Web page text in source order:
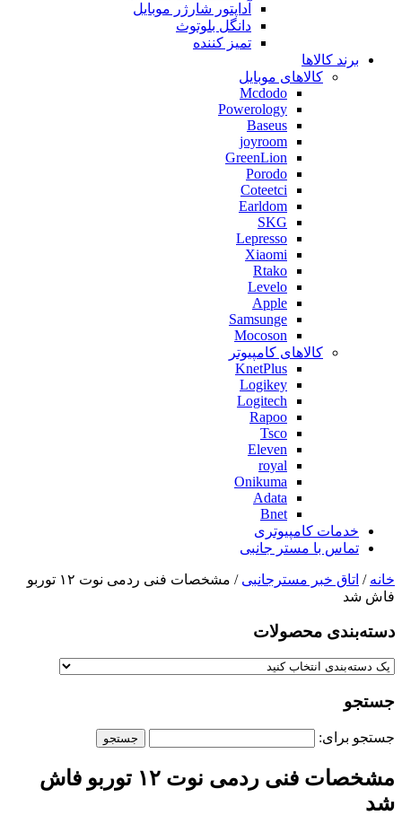
آداپتور شارژر موبایل
دانگل بلوتوث
تمیز کننده
برند کالاها
کالاهای موبایل
Mcdodo
Powerology
Baseus
joyroom
GreenLion
Porodo
Coteetci
Earldom
SKG
Lepresso
Xiaomi
Rtako
Levelo
Apple
Samsunge
Mocoson
کالاهای کامپیوتر
KnetPlus
Logikey
Logitech
Rapoo
Tsco
Eleven
royal
Onikuma
Adata
Bnet
خدمات کامپیوتری
تماس با مستر جانبی
خانه / اتاق خبر مسترجانبی
/ مشخصات فنی ردمی نوت ۱۲ توربو
فاش شد
دسته‌بندی‌ محصولات
جستجو
جستجو برای:
مشخصات فنی ردمی نوت ۱۲ توربو فاش
شد